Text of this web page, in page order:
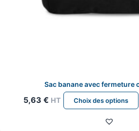
Sac banane avec fermeture
5,63 € HT Choix des options